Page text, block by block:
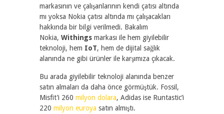
markasının ve çalışanlarının kendi çatısı altında
mı yoksa Nokia çatısı altında mı çalışacakları
hakkında bir bilgi verilmedi. Bakalım
Nokia, Withings markası ile hem giyilebilir
teknoloji, hem IoT, hem de dijital sağlık
alanında ne gibi ürünler ile karşımıza çıkacak.
Bu arada giyilebilir teknoloji alanında benzer
satın almaları da daha önce görmüştük. Fossil,
Misfit’i 260 milyon dolara, Adidas ise Runtastic’i
220 milyon euroya satın almıştı.